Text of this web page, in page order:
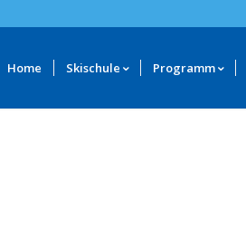
Home Skischule Programm